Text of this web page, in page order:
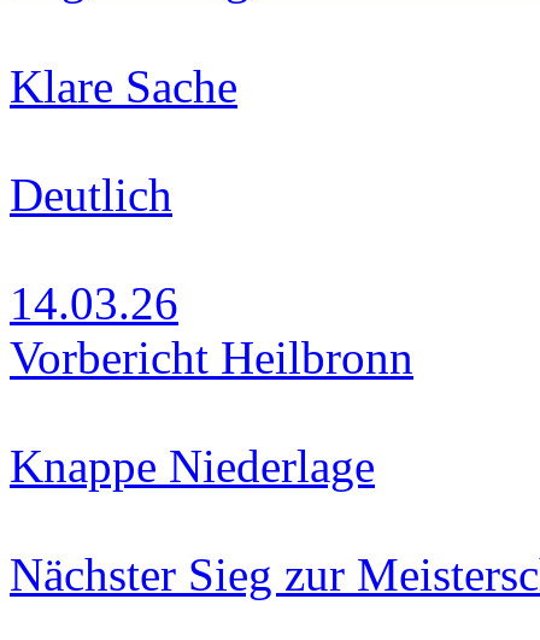
Klare Sache
Deutlich
14.03.26
Vorbericht Heilbronn
Knappe Niederlage
Nächster Sieg zur